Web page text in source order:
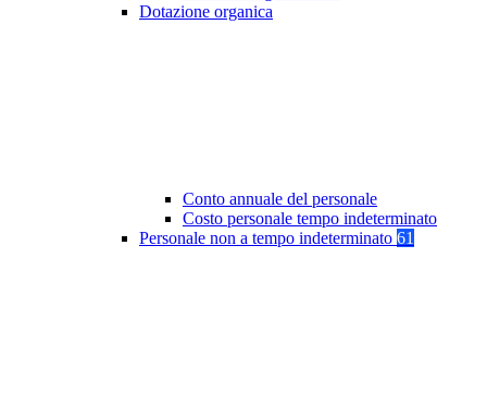
Dotazione organica
Conto annuale del personale
Costo personale tempo indeterminato
Personale non a tempo indeterminato 61